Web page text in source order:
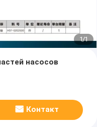
1/1
насосов
Контакт